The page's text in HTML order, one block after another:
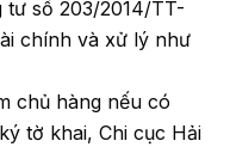
số 203/2014/TT-
chính và xử lý như
chủ hàng nếu có
tờ khai, Chi cục Hải